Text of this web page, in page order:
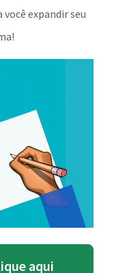
expandir seu
aqui